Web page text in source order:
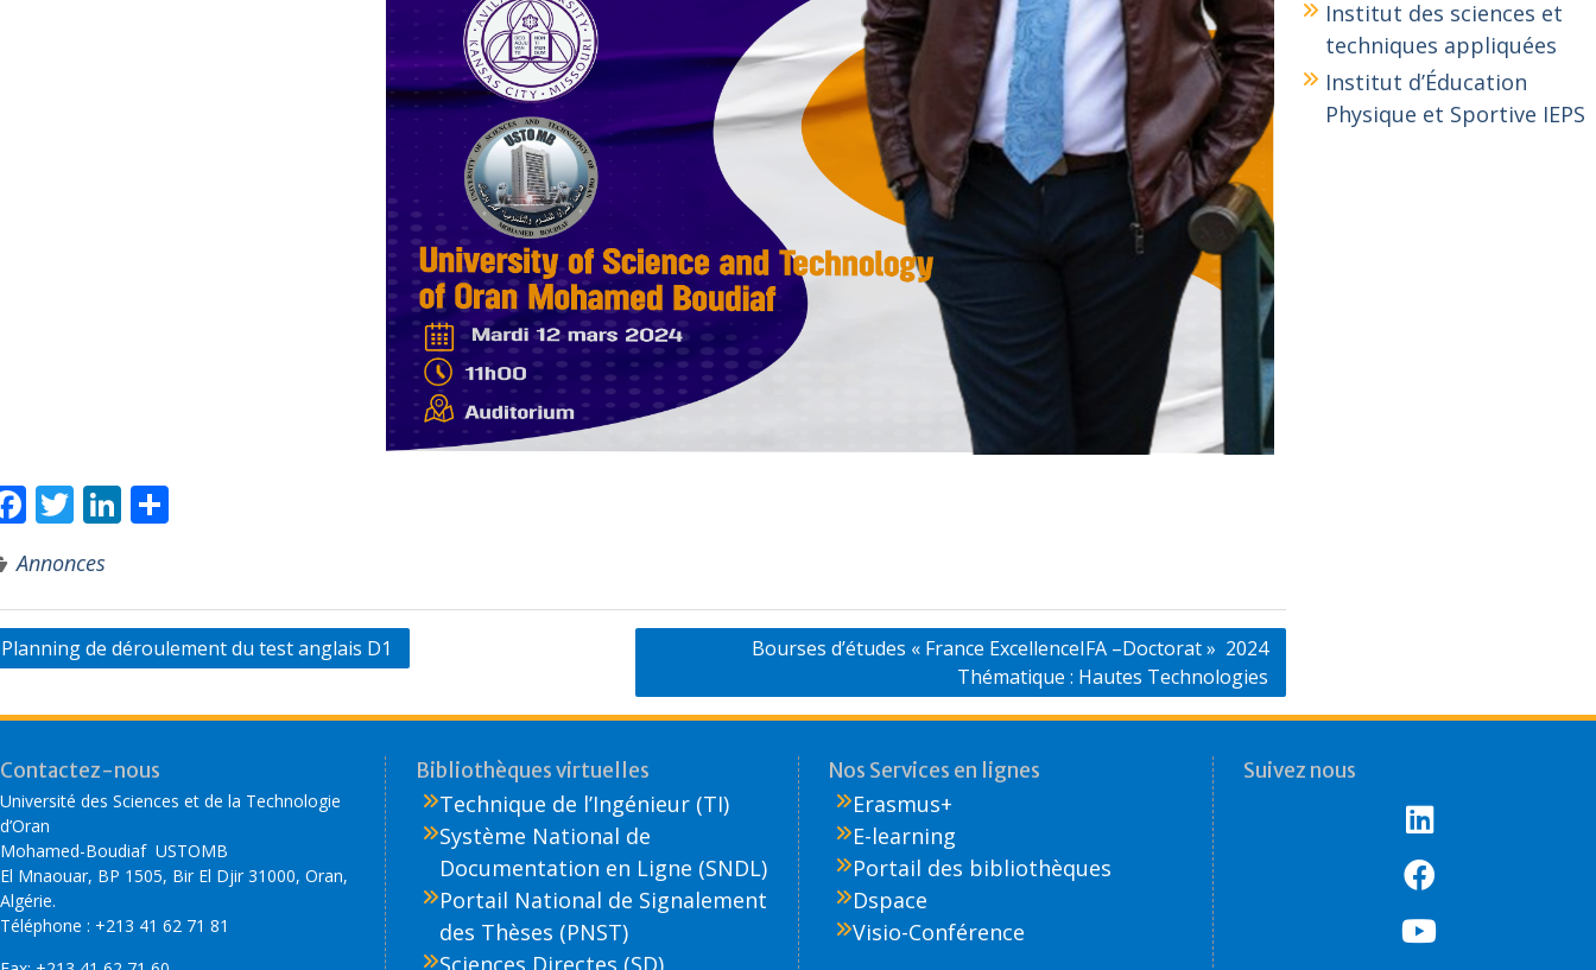
F
e
b
o
k
T
itt
er
Li
e
dI
g
er
Annonces
Planning de déroulement du test anglais D1
Bourses d’études « France ExcellenceIFA –Doctorat » 2024
Thématique : Hautes Technologies
Institut des sciences et
techniques appliquées
Institut d’Éducation
Physique et Sportive IEPS
Contactez-nous
Université des Sciences et de la Technologie
d’Oran
Mohamed-Boudiaf USTOMB
El Mnaouar, BP 1505, Bir El Djir 31000, Oran,
Algérie.
Téléphone : +213 41 62 71 81
Bibliothèques virtuelles
Technique de l’Ingénieur (TI)
Système National de
Documentation en Ligne (SNDL)
Portail National de Signalement
des Thèses (PNST)
Nos Services en lignes
Erasmus+
E-learning
Portail des bibliothèques
Dspace
Visio-Conférence
Suivez nous